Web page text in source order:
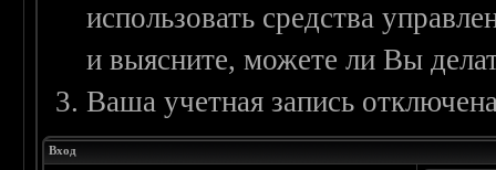
использовать средства
и выясните, можете ли Вы
Ваша учетная запись
Вход